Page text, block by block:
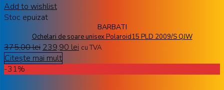
Add to wishlist
Stoc epuizat
BARBATI
Ochelari de soare unisex Polaroid15 PLD 2009/S QJW
375,00lei 239,90 lei cu TVA
Citește mai mult
-31%